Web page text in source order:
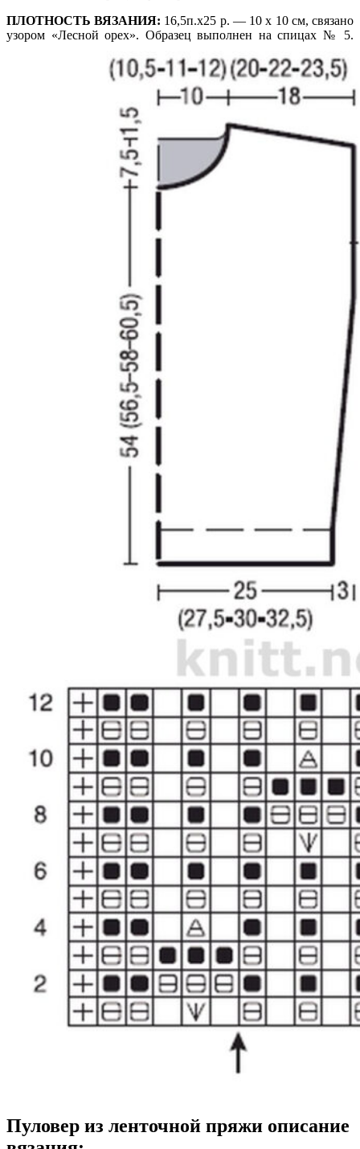
ПЛОТНОСТЬ ВЯЗАНИЯ: 16,5п.х25 р. — 10 х 10 см, связано
узором «Лесной орех». Образец выполнен на спицах № 5.
Пуловер из ленточной пряжи описание